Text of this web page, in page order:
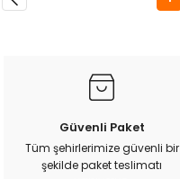
Güvenli Paket
Tüm şehirlerimize güvenli bir
şekilde paket teslimatı